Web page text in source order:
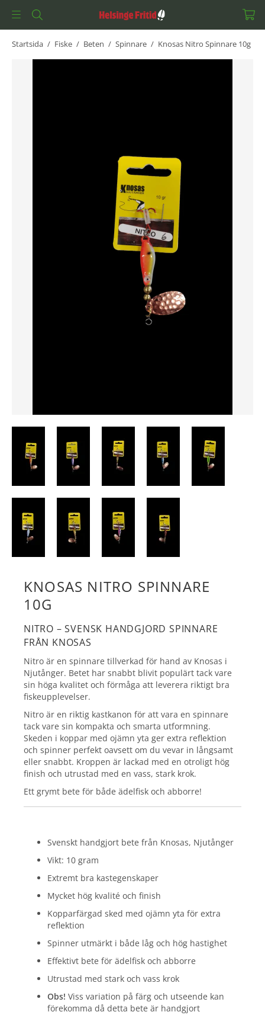
Startsida / Fiske / Beten / Spinnare / Knosas Nitro Spinnare 10g
KNOSAS NITRO SPINNARE
10G
NITRO – SVENSK HANDGJORD SPINNARE
FRÅN KNOSAS
Nitro är en spinnare tillverkad för hand av Knosas i
Njutånger. Betet har snabbt blivit populärt tack vare
sin höga kvalitet och förmåga att leverera riktigt bra
fiskeupplevelser.
Nitro är en riktig kastkanon för att vara en spinnare
tack vare sin kompakta och smarta utformning.
Skeden i koppar med ojämn yta ger extra reflektion
och spinner perfekt oavsett om du vevar in långsamt
eller snabbt. Kroppen är lackad med en otroligt hög
finish och utrustad med en vass, stark krok.
Ett grymt bete för både ädelfisk och abborre!
Svenskt handgjort bete från Knosas, Njutånger
Vikt: 10 gram
Extremt bra kastegenskaper
Mycket hög kvalité och finish
Kopparfärgad sked med ojämn yta för extra
reflektion
Spinner utmärkt i både låg och hög hastighet
Effektivt bete för ädelfisk och abborre
Utrustad med stark och vass krok
Obs! Viss variation på färg och utseende kan
förekomma då detta bete är handgjort